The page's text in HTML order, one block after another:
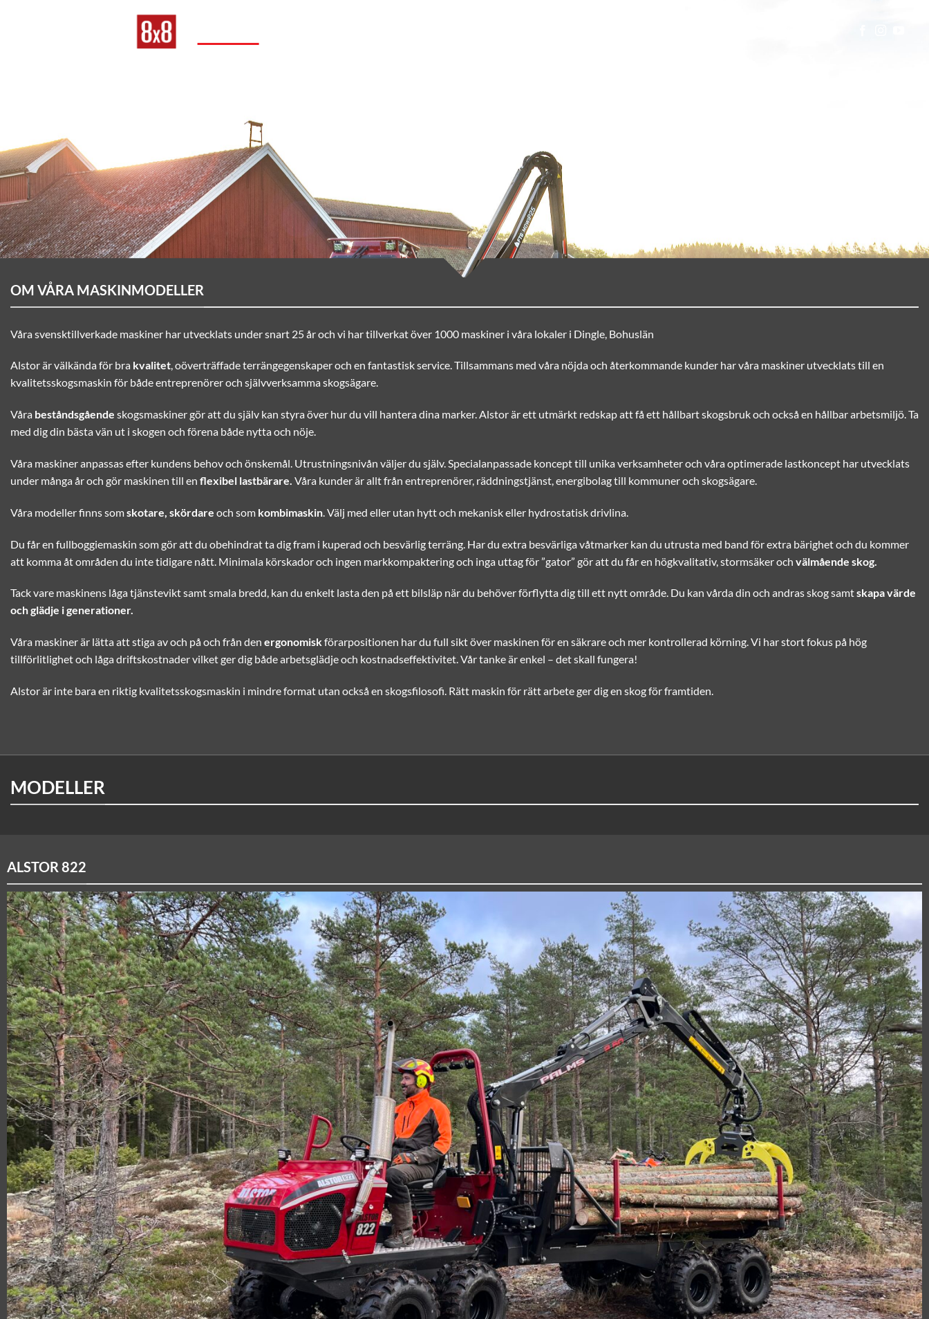
OM VÅRA MASKINMODELLER
Våra svensktillverkade maskiner har utvecklats under snart 25 år och vi har tillverkat över 1000 maskiner i våra lokaler i Dingle, Bohuslän
Alstor är välkända för bra kvalitet, oöverträffade terrängegenskaper och en fantastisk service. Tillsammans med våra nöjda och återkommande kunder har våra maskiner utvecklats till en
kvalitetsskogsmaskin för både entreprenörer och självverksamma skogsägare.
Våra beståndsgående skogsmaskiner gör att du själv kan styra över hur du vill hantera dina marker. Alstor är ett utmärkt redskap att få ett hållbart skogsbruk och också en hållbar arbetsmiljö. Ta
med dig din bästa vän ut i skogen och förena både nytta och nöje.
Våra maskiner anpassas efter kundens behov och önskemål. Utrustningsnivån väljer du själv. Specialanpassade koncept till unika verksamheter och våra optimerade lastkoncept har utvecklats
under många år och gör maskinen till en flexibel lastbärare. Våra kunder är allt från entreprenörer, räddningstjänst, energibolag till kommuner och skogsägare.
Våra modeller finns somskotare, skördare och som kombimaskin. Välj med eller utan hytt och mekanisk eller hydrostatisk drivlina.
Du får en fullboggiemaskin som gör att du obehindrat ta dig fram i kuperad och besvärlig terräng. Har du extra besvärliga våtmarker kan du utrusta med band för extra bärighet och du kommer
att komma åt områden du inte tidigare nått. Minimala körskador och ingen markkompaktering och inga uttag för ”gator” gör att du får en högkvalitativ, stormsäker och välmående skog.
Tack vare maskinens låga tjänstevikt samt smala bredd, kan du enkelt lasta den på ett bilsläp när du behöver förflytta dig till ett nytt område. Du kan vårda din och andras skog samtskapa värde
och glädje i generationer.
Våra maskiner är lätta att stiga av och på och från den ergonomiskförarpositionen har du full sikt över maskinen för en säkrare och mer kontrollerad körning. Vi har stort fokus på hög
tillförlitlighet och låga driftskostnader vilket ger dig både arbetsglädje och kostnadseffektivitet. Vår tanke är enkel – det skall fungera!
Alstor är inte bara en riktig kvalitetsskogsmaskin i mindre format utan också en skogsfilosofi. Rätt maskin för rätt arbete ger dig en skog för framtiden.
MODELLER
ALSTOR 822